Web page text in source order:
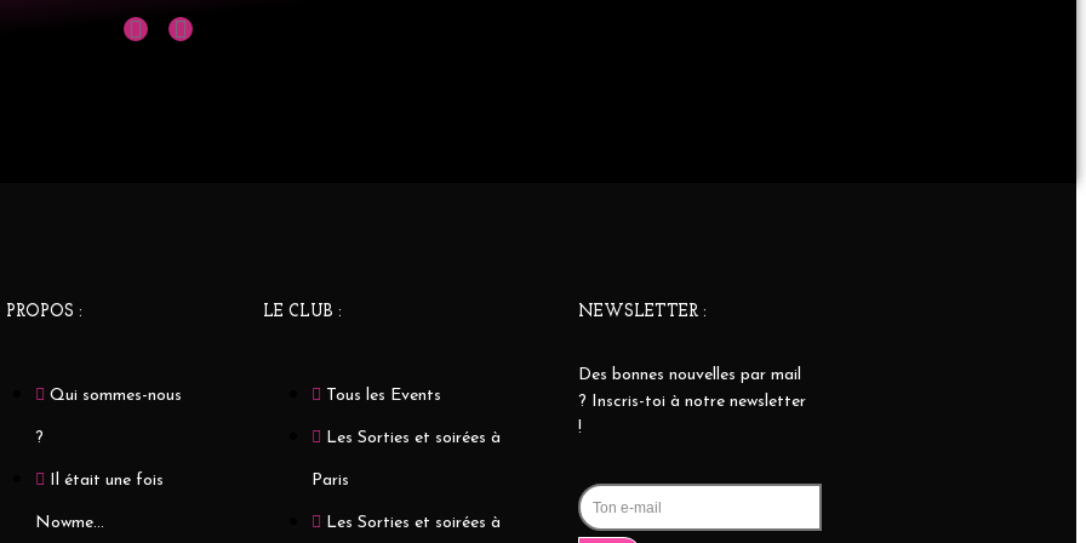
:
Qui sommes-nous
?
Il était une fois
Nowme...
LE CLUB :
Tous les Events
Les Sorties et soirées à
Paris
Les Sorties et soirées à
NEWSLETTER :
Des bonnes nouvelles par mail
? Inscris-toi à notre newsletter
!